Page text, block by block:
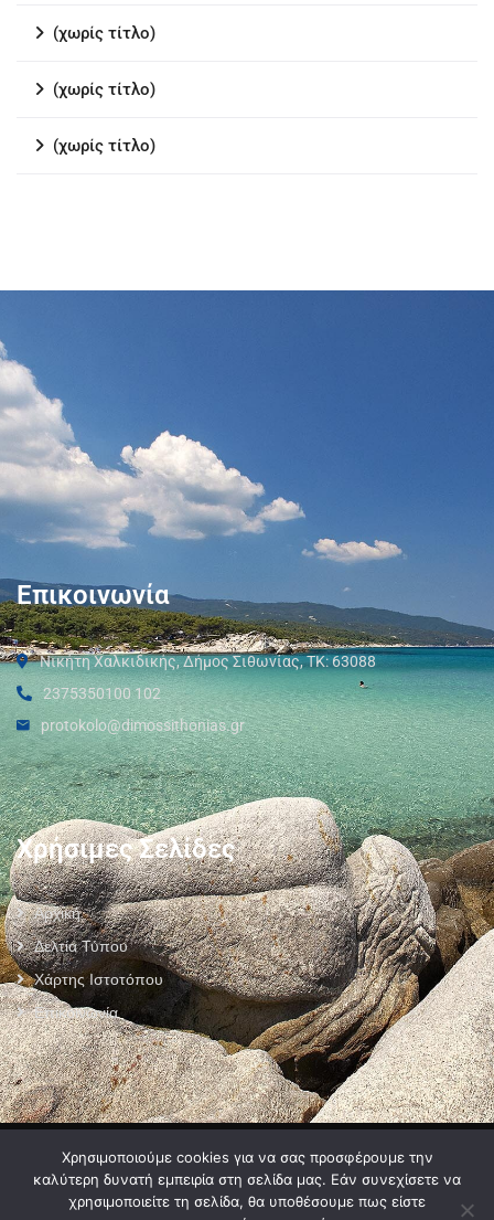
(χωρίς τίτλο)
(χωρίς τίτλο)
(χωρίς τίτλο)
Επικοινωνία
Νικήτη Χαλκιδικής, Δήμος Σιθωνίας, ΤΚ: 63088
2375350100 102
protokolo@dimossithonias.gr
Χρήσιμες Σελίδες
Αρχική
Δελτία Τύπου
Χάρτης Ιστοτόπου
Επικοινωνία
Όροι Χρήσης
Χρησιμοποιούμε cookies για να σας προσφέρουμε την
καλύτερη δυνατή εμπειρία στη σελίδα μας. Εάν συνεχίσετε να
χρησιμοποιείτε τη σελίδα, θα υποθέσουμε πως είστε